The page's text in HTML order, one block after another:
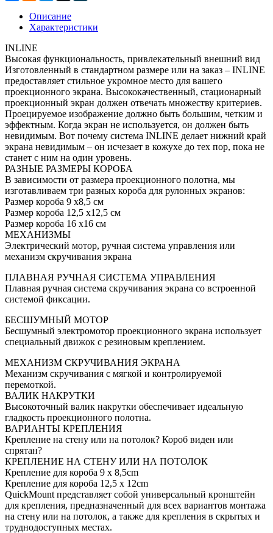
Описание
Характеристики
INLINE
Высокая функциональность, привлекательный внешний вид
Изготовленный в стандартном размере или на заказ – INLINE
предоставляет стильное укромное место для вашего
проекционного экрана. Высококачественный, стационарный
проекционный экран должен отвечать множеству критериев.
Проецируемое изображение должно быть большим, четким и
эффектным. Когда экран не используется, он должен быть
невидимым. Вот почему система INLINE делает нижний край
экрана невидимым – он исчезает в кожухе до тех пор, пока не
станет с ним на один уровень.
РАЗНЫЕ РАЗМЕРЫ КОРОБА
В зависимости от размера проекционного полотна, мы
изготавливаем три разных короба для рулонных экранов:
Размер короба 9 x8,5 см
Размер короба 12,5 x12,5 см
Размер короба 16 x16 см
МЕХАНИЗМЫ
Электрический мотор, ручная система управления или
механизм скручивания экрана
ПЛАВНАЯ РУЧНАЯ СИСТЕМА УПРАВЛЕНИЯ
Плавная ручная система скручивания экрана со встроенной
системой фиксации.
БЕСШУМНЫЙ МОТОР
Бесшумный электромотор проекционного экрана использует
специальный движок с резиновым креплением.
МЕХАНИЗМ СКРУЧИВАНИЯ ЭКРАНА
Механизм скручивания с мягкой и контролируемой
перемоткой.
ВАЛИК НАКРУТКИ
Высокоточный валик накрутки обеспечивает идеальную
гладкость проекционного полотна.
ВАРИАНТЫ КРЕПЛЕНИЯ
Крепление на стену или на потолок? Короб виден или
спрятан?
КРЕПЛЕНИЕ НА СТЕНУ ИЛИ НА ПОТОЛОК
Крепление для короба 9 x 8,5cm
Крепление для короба 12,5 x 12cm
QuickMount представляет собой универсальный кронштейн
для крепления, предназначенный для всех вариантов монтажа
на стену или на потолок, а также для крепления в скрытых и
труднодоступных местах.